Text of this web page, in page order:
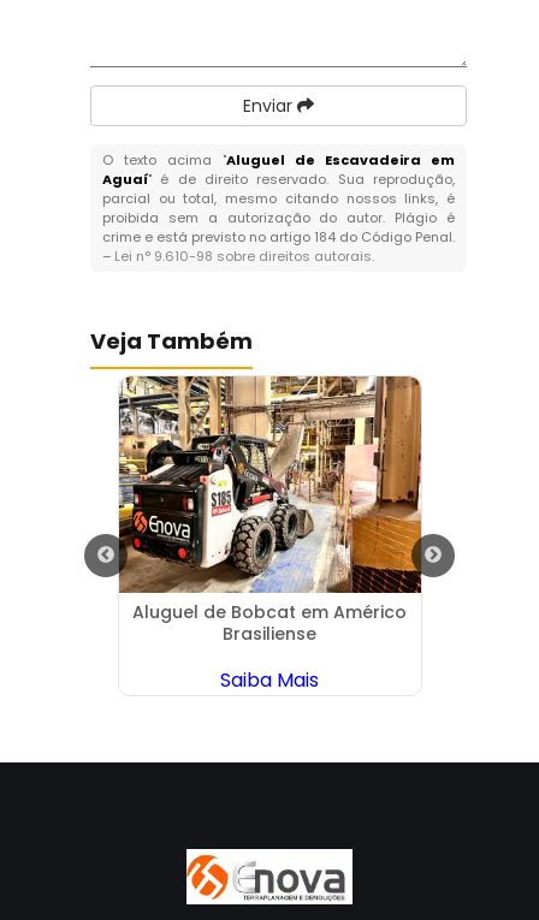
Enviar
O texto acima "Aluguel de Escavadeira em
Aguaí" é de direito reservado. Sua reprodução,
parcial ou total, mesmo citando nossos links, é
proibida sem a autorização do autor. Plágio é
crime e está previsto no artigo 184 do Código Penal.
– Lei n° 9.610-98 sobre direitos autorais.
Veja Também
Aluguel de Bobcat em Américo
Brasiliense
Saiba Mais